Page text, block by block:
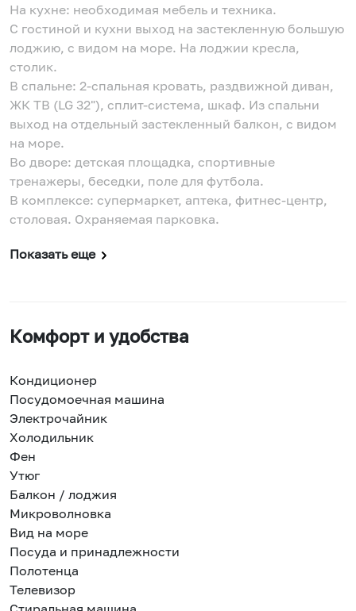
На кухне: необходимая мебель и техника.
С гостиной и кухни выход на застекленную большую
лоджию, с видом на море. На лоджии кресла,
столик.
В спальне: 2-спальная кровать, раздвижной диван,
ЖК ТВ (LG 32"), сплит-система, шкаф. Из спальни
выход на отдельный застекленный балкон, с видом
на море.
Во дворе: детская площадка, спортивные
тренажеры, беседки, поле для футбола.
В комплексе: супермаркет, аптека, фитнес-центр,
столовая. Охраняемая парковка.
Показать еще
Комфорт и удобства
Кондиционер
Посудомоечная машина
Электрочайник
Холодильник
Фен
Утюг
Балкон / лоджия
Микроволновка
Вид на море
Посуда и принадлежности
Полотенца
Телевизор